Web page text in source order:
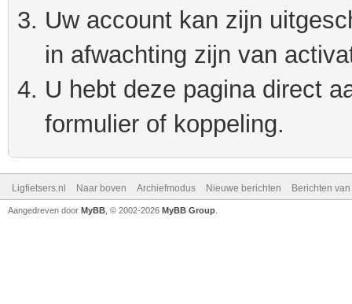
Uw account kan zijn
in afwachting zijn van
U hebt deze pagina direct
formulier of koppeling.
Ligfietsers.nl Naar boven Archiefmodus Nieuwe berichten Berichten
Aangedreven door MyBB , © 2002-2026 MyBB Group